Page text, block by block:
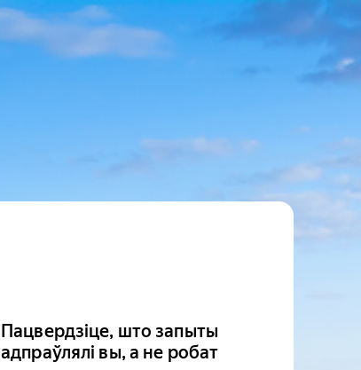
Пацвердзіце, што запыты
адпраўлялі вы, а не робат